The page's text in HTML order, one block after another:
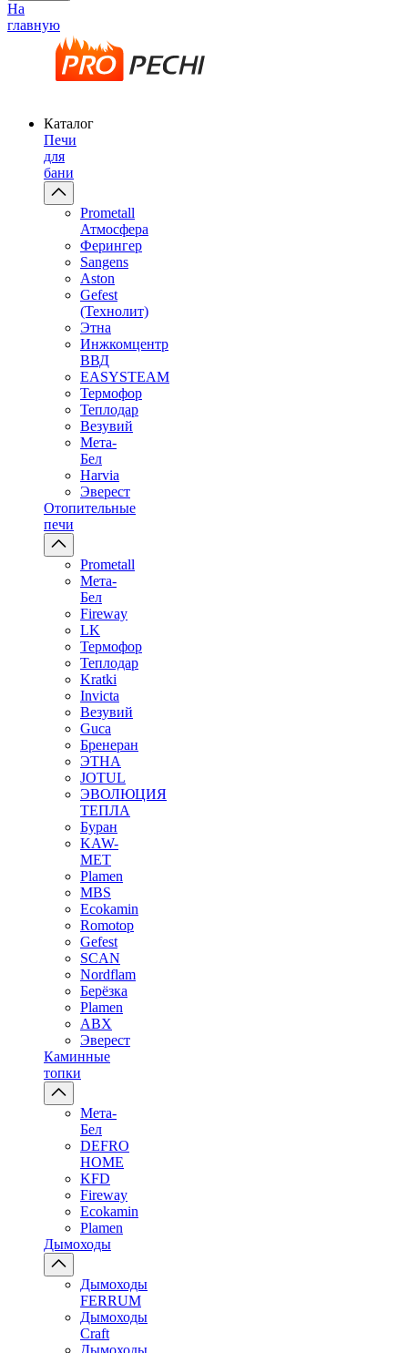
На
главную
Каталог
Печи
для
бани
Prometall
Атмосфера
Ферингер
Sangens
Aston
Gefest
(Технолит)
Этна
Инжкомцентр
ВВД
EASYSTEAM
Термофор
Теплодар
Везувий
Мета-
Бел
Harvia
Эверест
Отопительные
печи
Prometall
Мета-
Бел
Fireway
LK
Термофор
Теплодар
Kratki
Invicta
Везувий
Guca
Бренеран
ЭТНА
JOTUL
ЭВОЛЮЦИЯ
ТЕПЛА
Буран
KAW-
MET
Plamen
MBS
Ecokamin
Romotop
Gefest
SCAN
Nordflam
Берёзка
Plamen
ABX
Эверест
Каминные
топки
Мета-
Бел
DEFRO
HOME
KFD
Fireway
Ecokamin
Plamen
Дымоходы
Дымоходы
FERRUM
Дымоходы
Craft
Дымоходы